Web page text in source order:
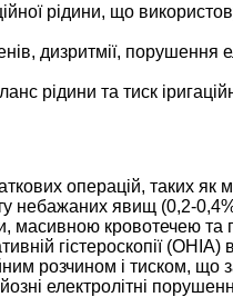
рідини, що
дизритмії, порушення
рідини та тиск
операцій, таких як
небажаних явищ (0,2-
масивною кровотечею
гістероскопії (OHIA)
розчином і тиском, що
електролітні